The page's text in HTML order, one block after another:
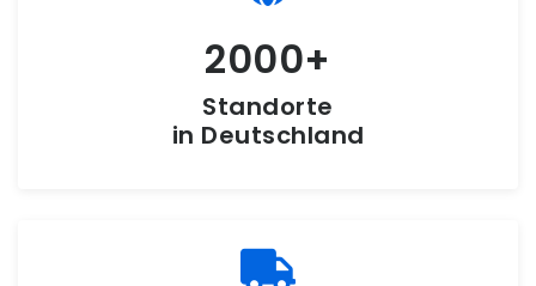
2000
Standorte
in Deutschland